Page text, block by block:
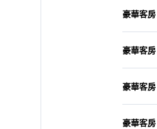
豪華客
豪華客
豪華客
豪華客